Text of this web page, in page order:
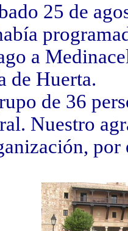
25 de
a
de Huerta.
de 36
Nuestro
por